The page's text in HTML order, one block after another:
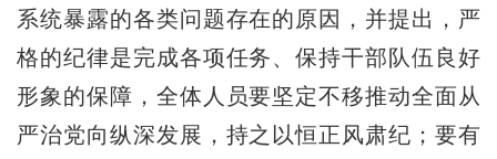
系统暴露的各类问题存在的原因，并提出，严
格的纪律是完成各项任务、保持干部队伍良好
形象的保障，全体人员要坚定不移推动全面从
严治党向纵深发展，持之以恒正风肃纪；要有